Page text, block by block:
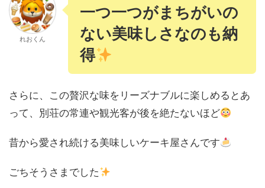
れおくん
一つ一つがまちがいの
ない美味しさなのも納
得
さらに、この贅沢な味をリーズナブルに楽しめるとあ
って、別荘の常連や観光客が後を絶たないほど
昔から愛され続ける美味しいケーキ屋さんです
ごちそうさまでした